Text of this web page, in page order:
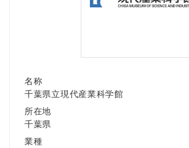
名称
千葉県立現代産業科学館
所在地
千葉県
業種